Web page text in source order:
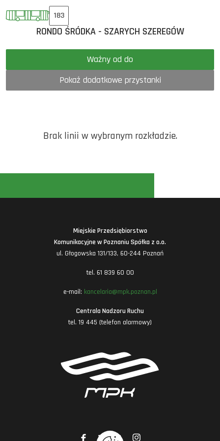
183
RONDO ŚRÓDKA - SZARYCH SZEREGÓW
Ważny od do
Pokaż dodatkowe przystanki
Brak linii w wybranym rozkładzie.
Miejskie Przedsiębiorstwo
Komunikacyjne w Poznaniu Spółka z o.o.
ul. Głogowska 131/133, 60-244 Poznań
tel. 61 839 60 00
e-mail: kancelaria@mpk.poznan.pl
Centrala Nadzoru Ruchu
tel. 19 445 (telefon alarmowy)